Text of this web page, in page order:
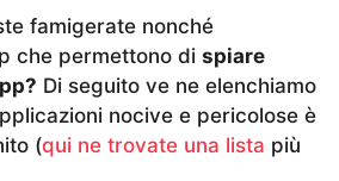
famigerate nonché
che permettono di spiare
Di seguito ve ne elenchiamo
nocive e pericolose è
(qui ne trovate una lista più